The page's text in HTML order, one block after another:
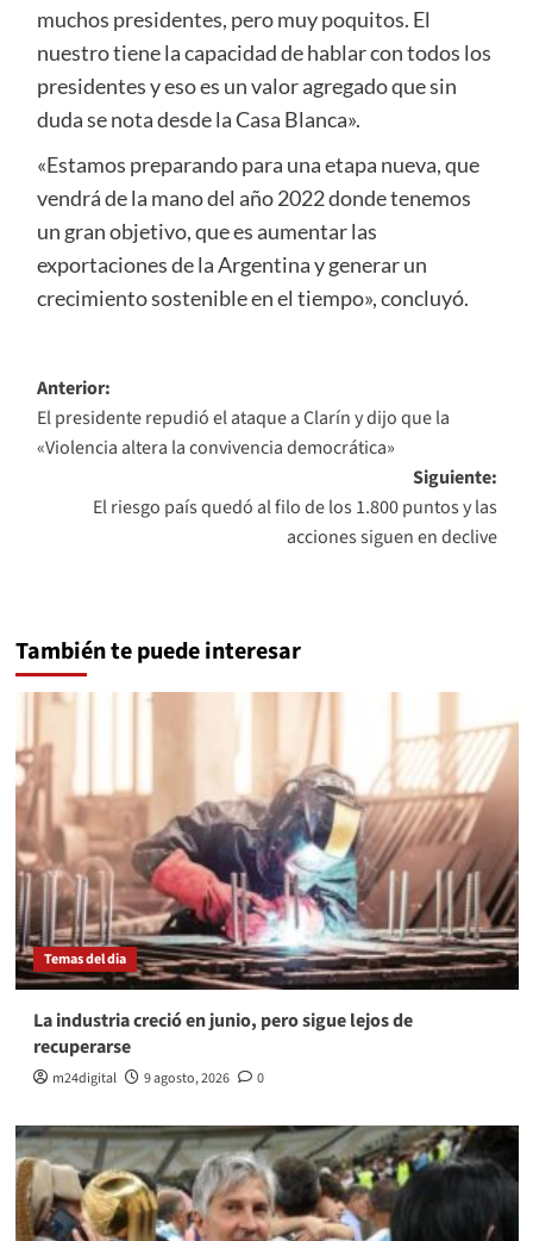
muchos presidentes, pero muy poquitos. El
nuestro tiene la capacidad de hablar con todos los
presidentes y eso es un valor agregado que sin
duda se nota desde la Casa Blanca».
«Estamos preparando para una etapa nueva, que
vendrá de la mano del año 2022 donde tenemos
un gran objetivo, que es aumentar las
exportaciones de la Argentina y generar un
crecimiento sostenible en el tiempo», concluyó.
Navegación
de
entradas
Anterior:
El presidente repudió el ataque a Clarín y dijo que la
«Violencia altera la convivencia democrática»
Siguiente:
El riesgo país quedó al filo de los 1.800 puntos y las
acciones siguen en declive
También te puede interesar
Temas del dia
La industria creció en junio, pero sigue lejos de
recuperarse
m24digital 9 agosto, 2026 0